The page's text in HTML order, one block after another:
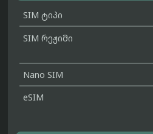
SIM ტიპი
SIM რეჟიმი
Nano SIM
eSIM